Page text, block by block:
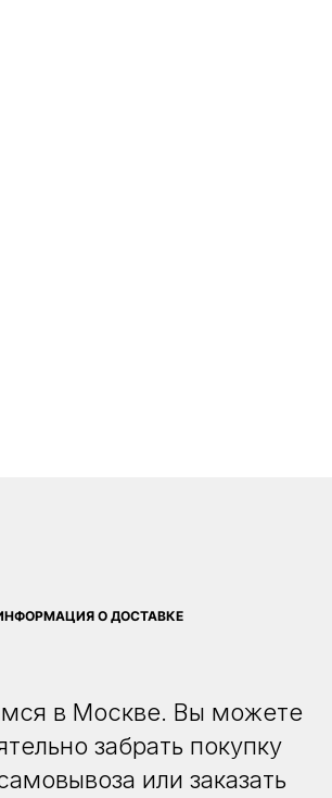
О ДОСТАВКЕ
в Москве. Вы можете
забрать покупку
или заказать